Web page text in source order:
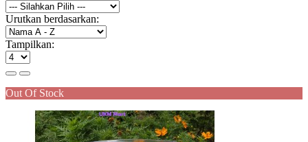
Urutkan berdasarkan:
Tampilkan:
Out Of Stock